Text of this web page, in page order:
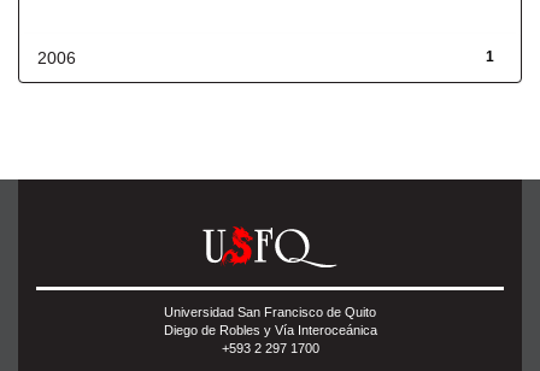
1
2006
Universidad San Francisco de Quito
Diego de Robles y Vía Interoceánica
+593 2 297 1700